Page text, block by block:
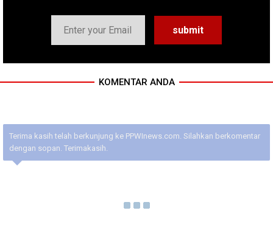
KOMENTAR ANDA
Terima kasih telah berkunjung ke PPWInews.com. Silahkan berkomentar
dengan sopan. Terimakasih.